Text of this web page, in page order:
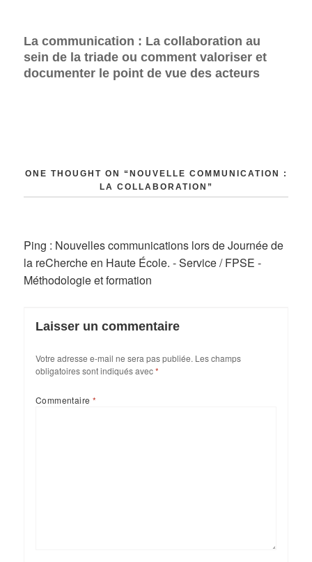
La communication : La collaboration au
sein de la triade ou comment valoriser et
documenter le point de vue des acteurs
ONE THOUGHT ON “NOUVELLE COMMUNICATION :
LA COLLABORATION”
Ping : Nouvelles communications lors de Journée de
la reCherche en Haute École. - Service / FPSE -
Méthodologie et formation
Laisser un commentaire
Votre adresse e-mail ne sera pas publiée. Les champs
obligatoires sont indiqués avec*
Commentaire*